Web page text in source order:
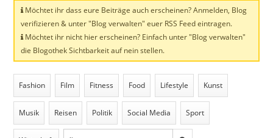
Möchtet ihr dass eure Beiträge auch erscheinen? Anmelden, Blog
verifizieren & unter "Blog verwalten" euer RSS Feed eintragen.
Möchtet ihr nicht hier erscheinen? Einfach unter "Blog verwalten"
die Blogothek Sichtbarkeit auf nein stellen.
Fashion Film Fitness Food Lifestyle Kunst
Musik Reisen Politik Social Media Sport